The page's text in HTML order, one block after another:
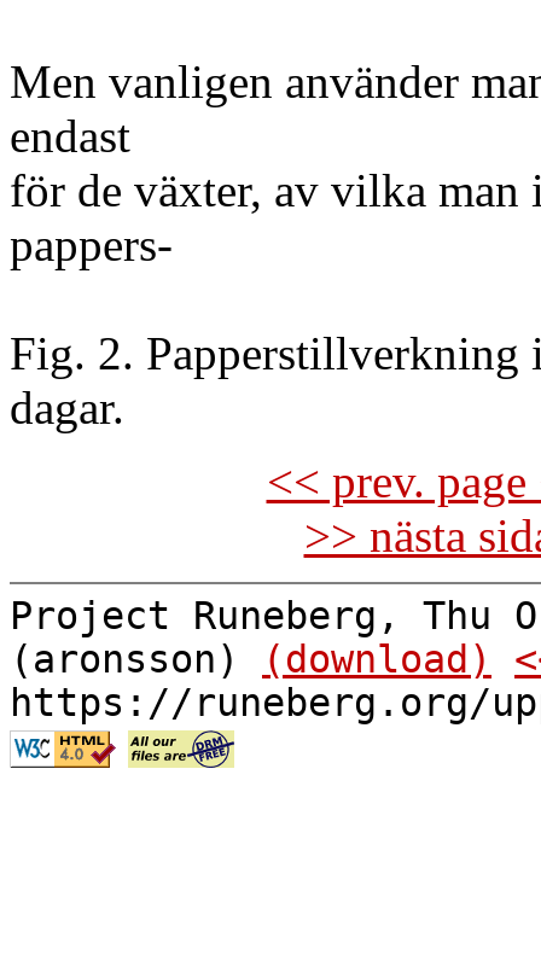
Men vanligen använder
endast
för de växter, av vilka man
pappers-
Fig. 2. Papperstillverkning
dagar.
<< prev.
>> nästa
Project Runeberg, Thu
(aronsson)
(download)
https://runeberg.org/